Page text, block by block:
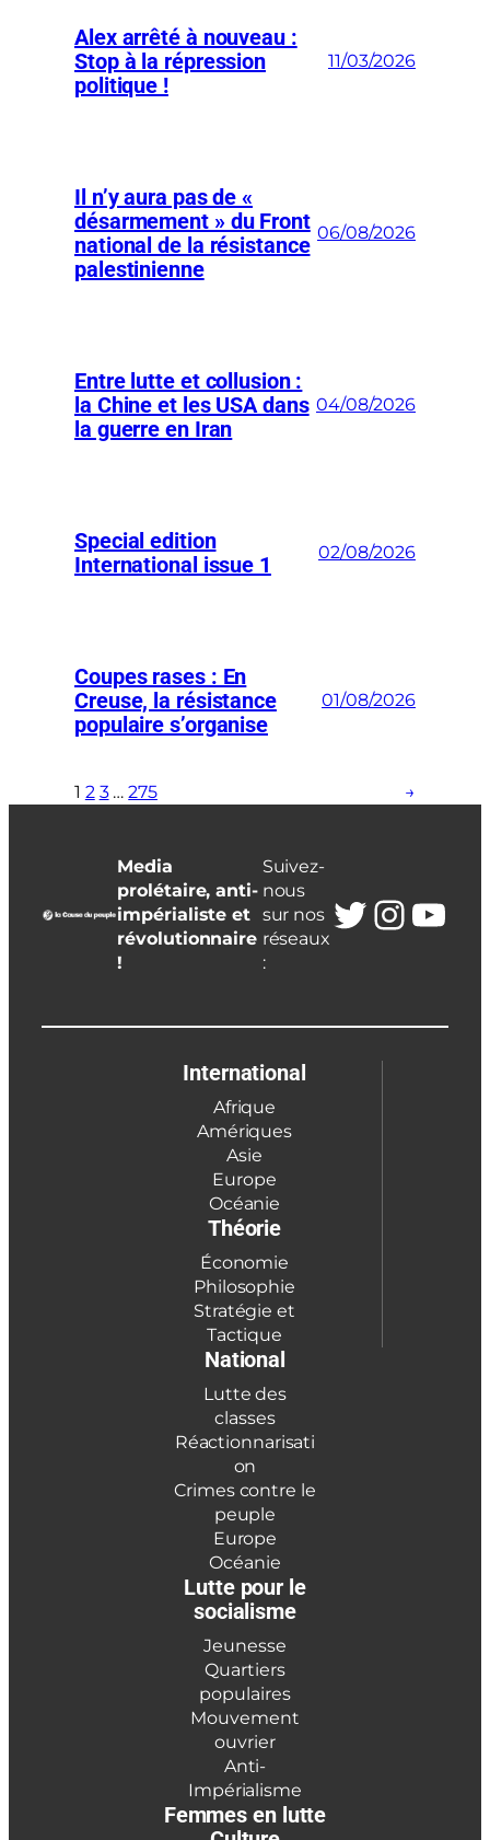
Alex arrêté à nouveau :
Stop à la répression
politique !
11/03/2026
Il n’y aura pas de «
désarmement » du Front
national de la résistance
palestinienne
06/08/2026
Entre lutte et collusion :
la Chine et les USA dans
la guerre en Iran
04/08/2026
Special edition
International issue 1
02/08/2026
Coupes rases : En
Creuse, la résistance
populaire s’organise
01/08/2026
1 2 3 … 275 →
Media
prolétaire, anti-
impérialiste et
révolutionnaire
!
Suivez-
nous
sur nos
réseaux
:
Twitter
International
Afrique
Amériques
Asie
Europe
Océanie
Théorie
Économie
Philosophie
Stratégie et
Tactique
National
Lutte des
classes
Réactionnarisati
on
Crimes contre le
peuple
Europe
Océanie
Lutte pour le
socialisme
Jeunesse
Quartiers
populaires
Mouvement
ouvrier
Anti-
Impérialisme
Femmes en lutte